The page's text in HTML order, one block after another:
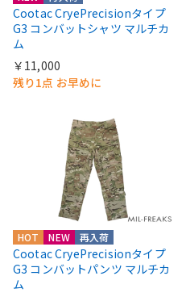
Cootac CryePrecisionタイプ
G3 コンバットシャツ マルチカ
ム
￥11,000
残り1点 お早めに
HOT NEW 再入荷
Cootac CryePrecisionタイプ
G3 コンバットパンツ マルチカ
ム